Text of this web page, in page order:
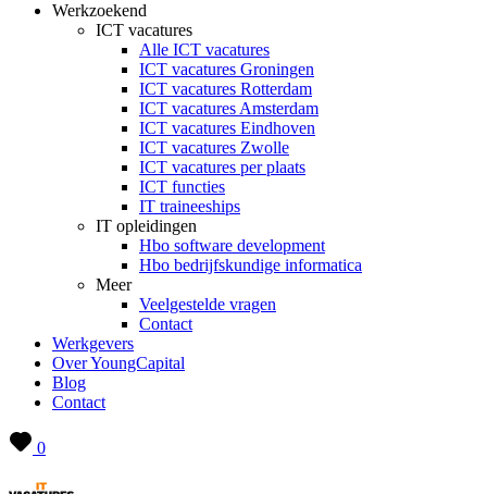
Werkzoekend
ICT vacatures
Alle ICT vacatures
ICT vacatures Groningen
ICT vacatures Rotterdam
ICT vacatures Amsterdam
ICT vacatures Eindhoven
ICT vacatures Zwolle
ICT vacatures per plaats
ICT functies
IT traineeships
IT opleidingen
Hbo software development
Hbo bedrijfskundige informatica
Meer
Veelgestelde vragen
Contact
Werkgevers
Over YoungCapital
Blog
Contact
0